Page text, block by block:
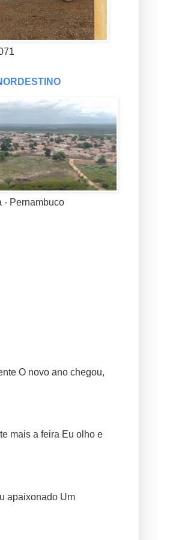
- Pernambuco
O novo ano chegou,
mais a feira Eu olho e
apaixonado Um